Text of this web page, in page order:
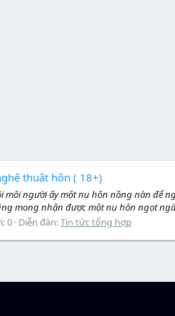
thuật hôn ( 18+)
môi người ấy một nụ hôn nồng nàn
mong nhận được một nụ hôn ngọt
0 Diễn đàn:Tin tức tổng hợp